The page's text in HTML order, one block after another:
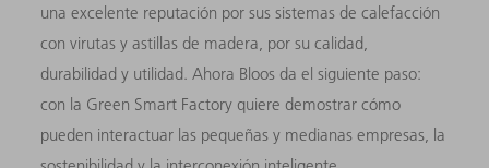
una excelente reputación por sus sistemas de calefacción
con virutas y astillas de madera, por su calidad,
durabilidad y utilidad. Ahora Bloos da el siguiente paso:
con la Green Smart Factory quiere demostrar cómo
pueden interactuar las pequeñas y medianas empresas, la